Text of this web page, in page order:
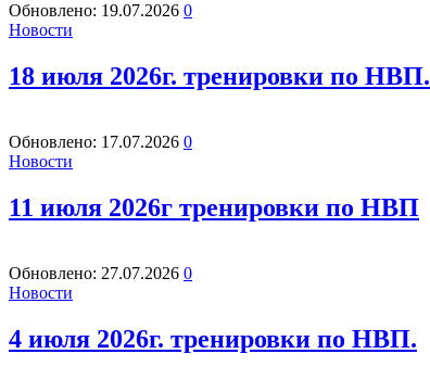
Обновлено: 19.07.2026 0
Новости
18 июля 2026г. тренировки по НВП.
Обновлено: 17.07.2026 0
Новости
11 июля 2026г тренировки по НВП
Обновлено: 27.07.2026 0
Новости
4 июля 2026г. тренировки по НВП.